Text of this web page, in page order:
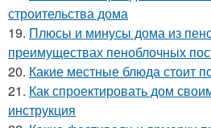
строительства дома
19. Плюсы и минусы дома из
преимуществах пеноблочных
20. Какие местные блюда стоит
21. Как спроектировать дом
инструкция